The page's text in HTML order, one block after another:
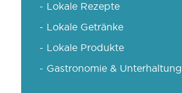
- Lokale Rezepte
- Lokale Getränke
- Lokale Produkte
- Gastronomie & Unterhaltung